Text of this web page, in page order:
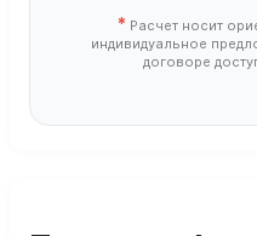
* Расчет носит
индивидуальное
договоре